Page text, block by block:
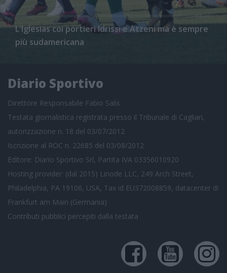
L'Iglesias coi portieri Idrissi e Atzeni ma è sempre
più sudamericana
Diario Sportivo
Direttore Responsabile Fabio Salis
Testata giornalistica registrata presso il Tribunale di Cagliari,
autorizzazione n. 18 del 03/07/2012
Iscrizione al ROC n. 22685 del 03/08/2012
Editore: Diario Sportivo Srl, Partita IVA 03356010920
Hosting provider: (dal 2015) Linode LLC, 249 Arch Street,
Philadelphia, PA 19106, USA, Tax id EU372008859, datacenter di
Frankfurt am Main (Germania)
Contributi pubblici percepiti dalla testata